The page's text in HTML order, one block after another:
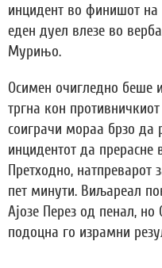
инцидент во финишот на
еден дуел влезе во
Мурињо.
Осимен очигледно беше
тргна кон
соиграчи мораа брзо да
инцидентот да прерасне
Претходно, натпреварот
пет минути. Виљареал
Ајозе Перез од пенал,
подоцна го израмни